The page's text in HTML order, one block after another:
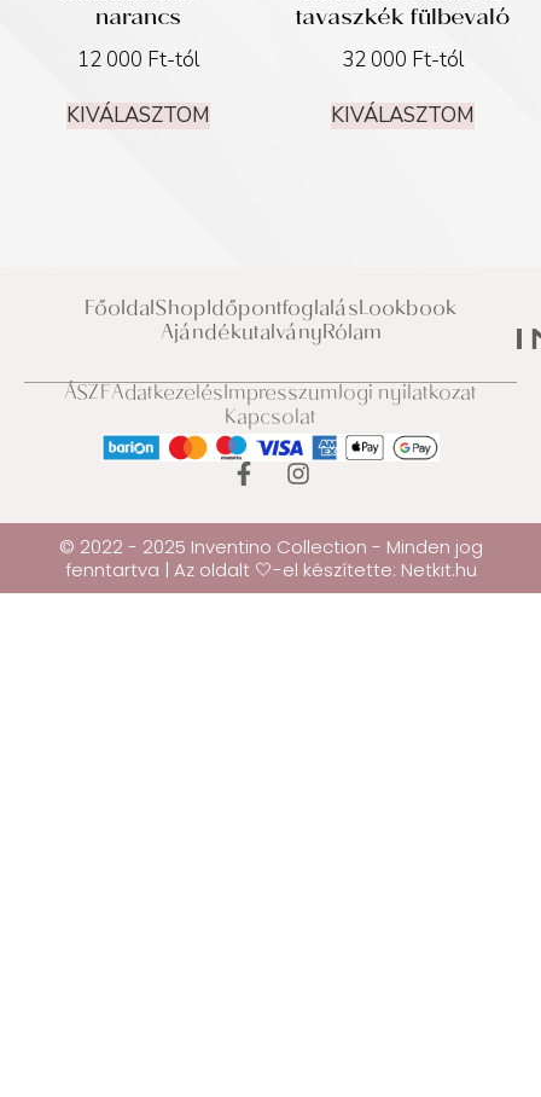
narancs
12 000 Ft-tól
KIVÁLASZTOM
tavaszkék fülbevaló
32 000 Ft-tól
KIVÁLASZTOM
FőoldalShopIdőpontfoglalásLookbook
AjándékutalványRólam
ÁSZFAdatkezelésImpresszumJogi nyilatkozat
Kapcsolat
© 2022 - 2025 Inventino Collection - Minden jog
fenntartva | Az oldalt 🤍-el készítette: Netkit.hu